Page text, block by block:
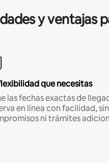
y ventajas
que necesitas
las fechas exactas de
en línea con facilidad, sin
ni trámites